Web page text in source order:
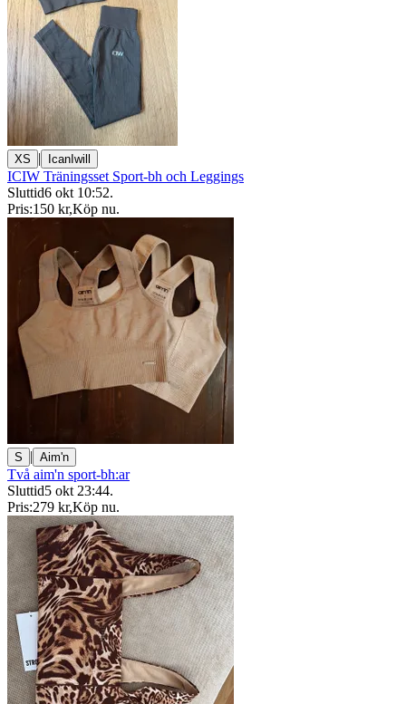
XS | IcanIwill
ICIW Träningsset Sport-bh och Leggings
Sluttid6 okt 10:52.
Pris:150 kr,Köp nu.
S | Aim'n
Två aim'n sport-bh:ar
Sluttid5 okt 23:44.
Pris:279 kr,Köp nu.